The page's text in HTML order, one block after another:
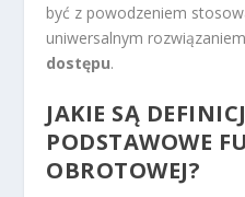
być z powodzeniem
uniwersalnym
dostępu.
JAKIE SĄ
PODSTAWOWE
OBROTOWEJ?